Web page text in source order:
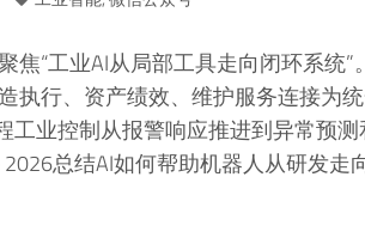
焦“工业AI从局部工具走向闭环系统”
执行、资产绩效、维护服务连接为
工业控制从报警响应推进到异常预
2026总结AI如何帮助机器人从研发